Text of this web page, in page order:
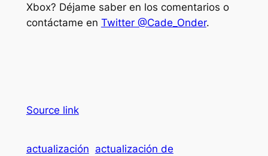
Xbox? Déjame saber en los comentarios o
contáctame en Twitter @Cade_Onder.
Source link
actualización actualización de